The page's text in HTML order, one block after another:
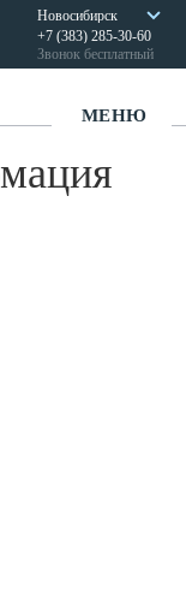
Новосибирск
+7 (383) 285-30-60
Звонок бесплатный
МЕНЮ